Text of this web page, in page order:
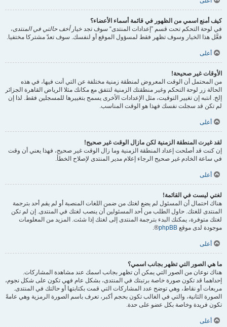
كيف أمنع اسمي من الظهور في قائمة أسماء الأعضاء؟
في لوحة التحكم تحت قسم ”إعدادات المنتدى“ سوف تجد خيارأخف حالتي في المنتدى،
فعَّل هذا الخيار وسوف تظهر فقط لمسؤول الموقع أو لنفسك. سوف تعدّ مشتركا مختفيا.
أعلى
الأوقات غير صحيحة!
من المحتمل أن الوقت المعروض لمنطقة زمنية مختلفة عن التي أنت فيها، في هذه
الحالة زر لوحة التحكم وغير منطقتك الزمنية لتتفق مع مكانك مثلا الرياض القاهرة الجزائر
إلخ. انتبه إن تغيير التوقيت، مثل الإعدادات الأخرى يسمح بتغييرها للمسجلين فقط. لذا إن
لم تكن قد سجلت نفسك فهذا هو الوقت المناسب.
أعلى
لقد غيرت المنطقة الزمنية لكن مازال الوقت غير صحيح!
إن كنت قد أصلحت إعداد المنطقة الزمنية وما زال الوقت غير صحيح، فهذا يعني أن وقت
في ساعة الخادم غير صحيح الرجاء إعلام مدير المنتدى لإصلاح الخطأ.
أعلى
لغتي ليست في القائمة!
هناك احتمال أن المسئول لم يضع لغتك من ضمن اللغات المنصبة أو لم يقم أحد بترجمة
المنتدى للغتك. حاول الطلب من أحد المسئولين أن ينصب لغتك في المنتدى. إن لم تكن
لغتك متوفرة، يمكنك البدء بترجمة المنتدى إلى لغتك إذا شئت. المزيد من المعلومات
موجودة لدى موقع phpBB
®.
أعلى
ما هي الصور التي تظهر بجانب اسمي؟
هناك نوعان من الصور التي يمكن أن تظهر بجانب اسمك عند مشاهدة المشاركات.
إحداهما قد تكون صورة خاصة برتبتك في المنتدى، بشكل عام فهي تكون على شكل نجوم،
مربعات أو نقاط، وهي توضح عدد المشاركات التي قمت بكتابتها أو حالتك في المنتدى.
الصورة الثانية، والتي في الغالب تكون بحجم أكبر، تعرف باسم الصورة الرمزية وهي عامةً
تكون فريدة وخاصة بكل عضو على حدة.
أعلى